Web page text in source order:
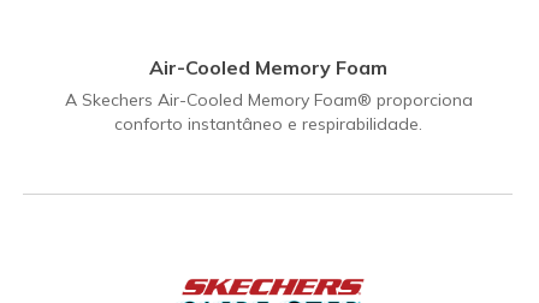
Air-Cooled Memory Foam
A Skechers Air-Cooled Memory Foam® proporciona
conforto instantâneo e respirabilidade.